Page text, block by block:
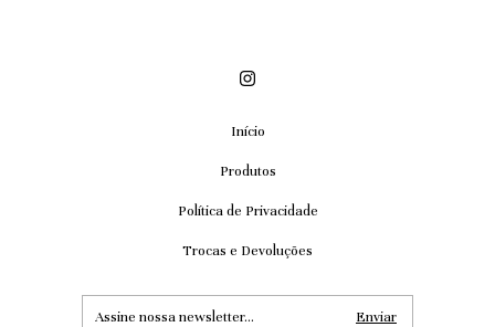
Início
Produtos
Política de Privacidade
Trocas e Devoluções